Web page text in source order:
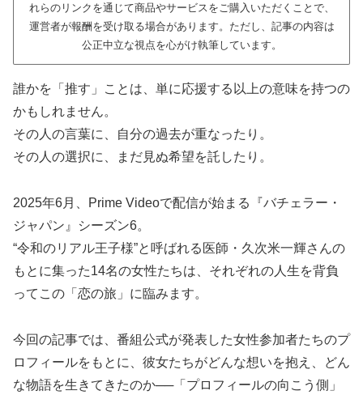
れらのリンクを通じて商品やサービスをご購入いただくことで、
運営者が報酬を受け取る場合があります。ただし、記事の内容は
公正中立な視点を心がけ執筆しています。
誰かを「推す」ことは、単に応援する以上の意味を持つの
かもしれません。
その人の言葉に、自分の過去が重なったり。
その人の選択に、まだ見ぬ希望を託したり。
2025年6月、Prime Videoで配信が始まる『バチェラー・
ジャパン』シーズン6。
“令和のリアル王子様”と呼ばれる医師・久次米一輝さんの
もとに集った14名の女性たちは、それぞれの人生を背負
ってこの「恋の旅」に臨みます。
今回の記事では、番組公式が発表した女性参加者たちのプ
ロフィールをもとに、彼女たちがどんな想いを抱え、どん
な物語を生きてきたのか──「プロフィールの向こう側」